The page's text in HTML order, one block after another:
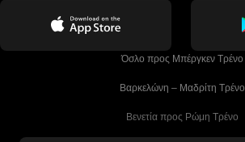
Όσλο προς Μπέργκεν Tρένο
Βαρκελώνη – Μαδρίτη Tρένο
Βενετία προς Ρώμη Τρένο